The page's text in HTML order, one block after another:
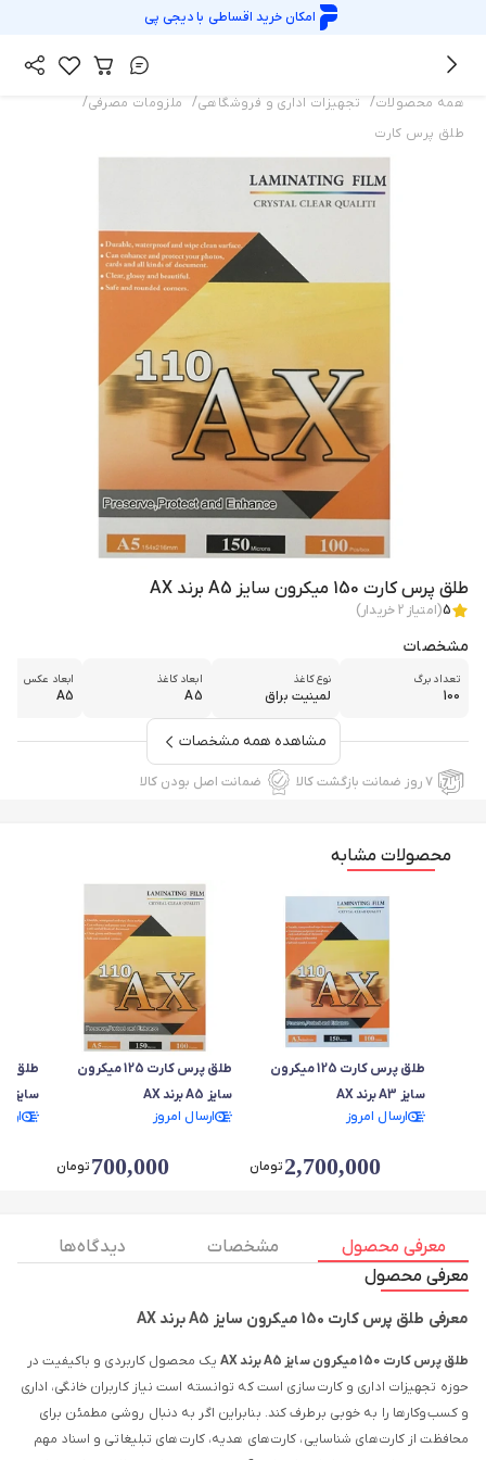
امکان خرید اقساطی بادیجی پی
همه محصولات/ تجهیزات اداری و فروشگاهی/ ملزومات مصرفی/
طلق پرس کارت
طلق پرس کارت 150 میکرون سایز A5 برند AX
5(امتیاز 2خریدار)
مشخصات
تعداد برگ
100
نوع کاغذ
لمینیت براق
ابعاد کاغذ
A5
ابعاد عکس
A5
مشاهده همه مشخصات
۷ روز ضمانت بازگشت کالا ضمانت اصل بودن کالا
محصولات مشابه
طلق پرس کارت 125 میکرون
سایز A3 برند AX
ارسال امروز
2,700,000تومان
طلق پرس کارت 125 میکرون
سایز A5 برند AX
ارسال امروز
700,000تومان
سایز A4 برند AX
معرفی محصول مشخصات
دیدگاه ها
معرفی محصول
معرفی طلق پرس کارت 150 میکرون سایز A5 برند AX
طلق پرس کارت 150 میکرون سایز A5 برند AX
یک محصول کاربردی و باکیفیت در
حوزه تجهیزات اداری و کارت‌سازی است که توانسته است نیاز کاربران خانگی، اداری
و کسب‌وکارها را به خوبی برطرف کند. بنابراین اگر به دنبال روشی مطمئن برای
محافظت از کارت‌های شناسایی، کارت‌های هدیه، کارت‌های تبلیغاتی و اسناد مهم